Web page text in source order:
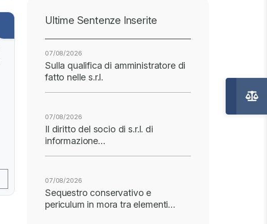
Ultime Sentenze Inserite
07/08/2026
Sulla qualifica di amministratore di
fatto nelle s.r.l.
07/08/2026
Il diritto del socio di s.r.l. di
informazione…
07/08/2026
Sequestro conservativo e
periculum in mora tra elementi…